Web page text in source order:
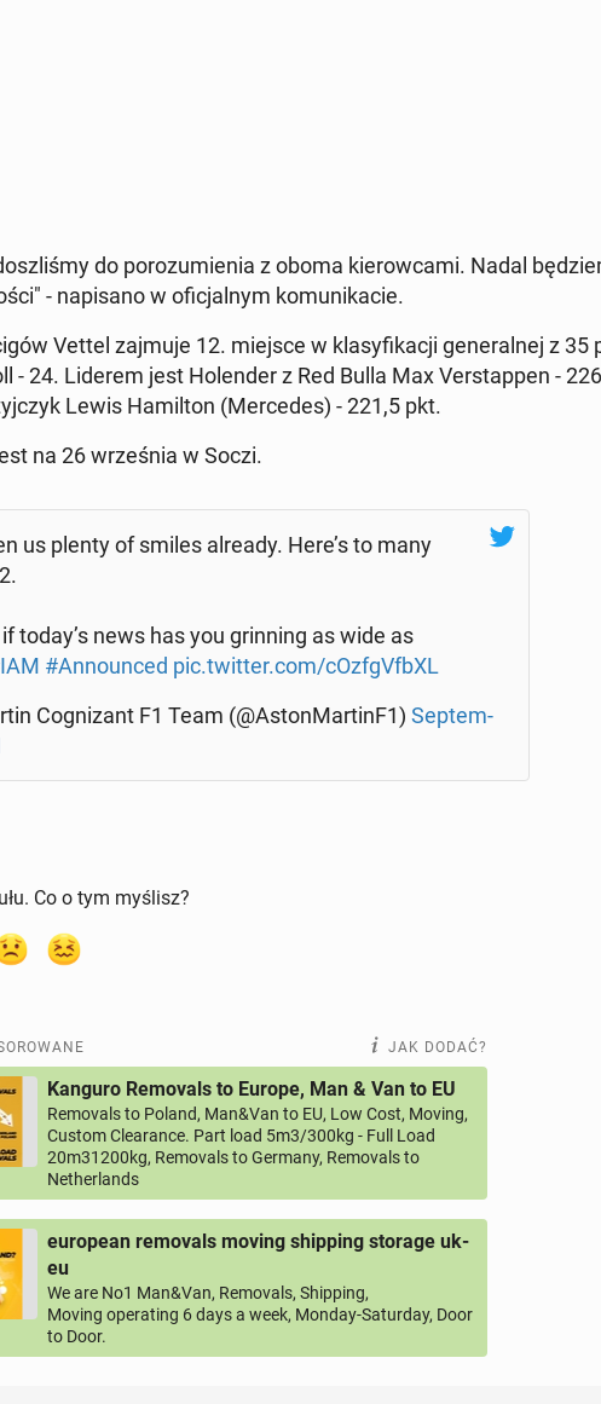
do po­ro­zu­mie­nia z oboma kie­row­ca­mi. Nadal
- na­pi­sa­no w ofi­cjal­nym ko­mu­ni­ka­cie.
Vettel zajmuje 12. miejsce w kla­sy­fi­ka­cji ge­ne­ral­nej z 35
- 24. Liderem jest Ho­len­der z Red Bulla Max Ver­stap­pen -
Lewis Ha­mil­ton (Mer­ce­des) - 221,5 pkt.
na 26 wrze­śnia w Soczi.
us plenty of smiles already. Here’s to many
if today’s news has you grin­ning as wide as
#An­no­un­ced pic.twitter.com/cOz­fgVfbXL
Co­gni­zant F1 Team (@Aston­Mar­tinF1) Sep­tem­
Co o tym myślisz?
JAK DODAĆ?
Kanguro Removals to Europe, Man & Van to EU
Removals to Poland, Man&Van to EU, Low Cost, Moving,
Custom Clearance. Part load 5m3/300kg - Full Load
20m31200kg, Removals to Germany, Removals to
Netherlands
european removals moving shipping storage uk-
eu
We are No1 Man&Van, Removals, Shipping,
Moving operating 6 days a week, Monday-Saturday, Door
to Door.